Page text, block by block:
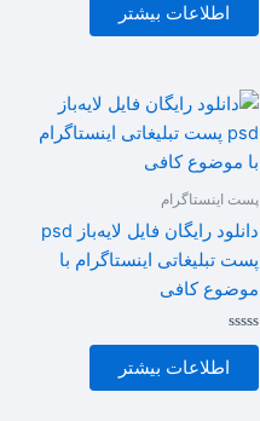
5
اطلاعات بیشتر
پست اینستاگرام
دانلود رایگان فایل لایه‌باز psd
پست تبلیغاتی اینستاگرام با
موضوع کافی
امتیاز
5
اطلاعات بیشتر